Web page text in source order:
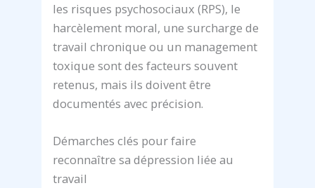
les risques psychosociaux (RPS), le
harcèlement moral, une surcharge de
travail chronique ou un management
toxique sont des facteurs souvent
retenus, mais ils doivent être
documentés avec précision.
Démarches clés pour faire
reconnaître sa dépression liée au
travail